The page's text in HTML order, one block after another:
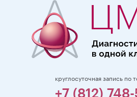
круглосуточная запись по
+7 (812)